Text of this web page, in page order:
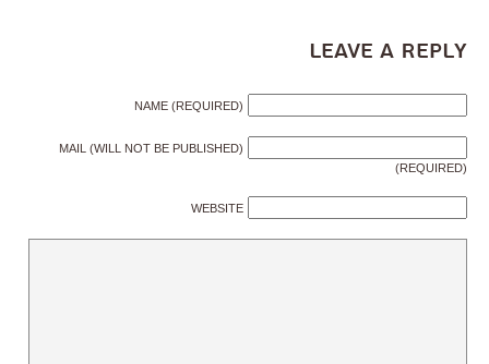
Leave a Reply
NAME (REQUIRED)
MAIL (WILL NOT BE PUBLISHED)
(REQUIRED)
WEBSITE